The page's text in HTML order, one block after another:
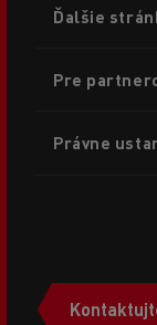
menu
Ďalšie
Pre
Právne